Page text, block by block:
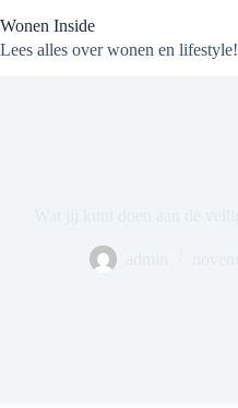
naar
de
Wonen Inside
Lees alles over wonen en lifestyle!